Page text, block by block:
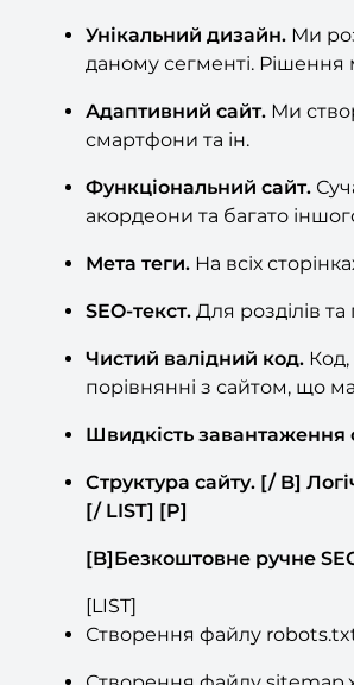
Унікальний дизайн. Ми
даному сегменті. Рішення
Адаптивний сайт. Ми
смартфони та ін.
Функціональний сайт.
акордеони та багато
Мета теги. На всіх
SEO-текст. Для розділів
Чистий валідний код.
порівнянні з сайтом, що
Швидкість завантаження
Структура сайту. [/ B]
[/ LIST] [P]
[B]Безкоштовне ручне
[LIST]
Створення файлу